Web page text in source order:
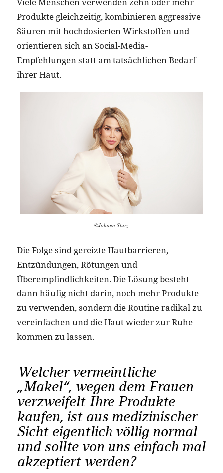
Produkte gleichzeitig, kombinieren aggressive
Säuren mit hochdosierten Wirkstoffen und
orientieren sich an Social-Media-
Empfehlungen statt am tatsächlichen Bedarf
ihrer Haut.
©Johann Sturz
Die Folge sind gereizte Hautbarrieren,
Entzündungen, Rötungen und
Überempfindlichkeiten. Die Lösung besteht
dann häufig nicht darin, noch mehr Produkte
zu verwenden, sondern die Routine radikal zu
vereinfachen und die Haut wieder zur Ruhe
kommen zu lassen.
Welcher vermeintliche
„Makel“, wegen dem Frauen
verzweifelt Ihre Produkte
kaufen, ist aus medizinischer
Sicht eigentlich völlig normal
und sollte von uns einfach mal
akzeptiert werden?